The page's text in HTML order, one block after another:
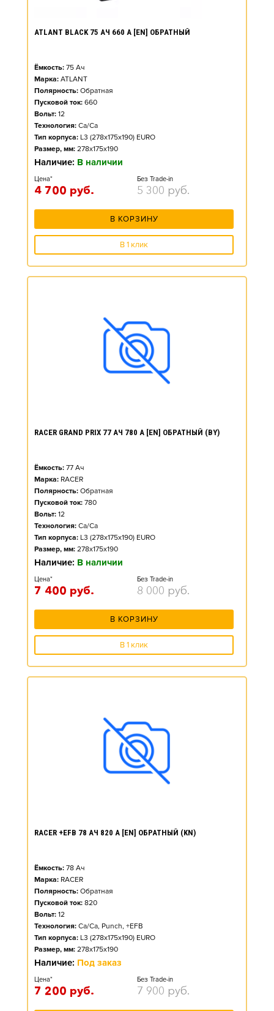
ATLANT BLACK 75 АЧ 660 А [EN] ОБРАТНЫЙ
Ёмкость: 75 Ач
Марка: ATLANT
Полярность: Обратная
Пусковой ток: 660
Вольт: 12
Технология: Ca/Ca
Тип корпуса: L3 (278x175x190) EURO
Размер, мм: 278x175x190
Наличие: В наличии
Цена*
4 700 руб.
Без Trade-in
5 300 руб.
В КОРЗИНУ
В 1 клик
RACER GRAND PRIX 77 АЧ 780 А [EN] ОБРАТНЫЙ (BY)
Ёмкость: 77 Ач
Марка: RACER
Полярность: Обратная
Пусковой ток: 780
Вольт: 12
Технология: Ca/Ca
Тип корпуса: L3 (278x175x190) EURO
Размер, мм: 278x175x190
Наличие: В наличии
Цена*
7 400 руб.
Без Trade-in
8 000 руб.
В КОРЗИНУ
В 1 клик
RACER +EFB 78 АЧ 820 А [EN] ОБРАТНЫЙ (KN)
Ёмкость: 78 Ач
Марка: RACER
Полярность: Обратная
Пусковой ток: 820
Вольт: 12
Технология: Ca/Ca, Punch, +EFB
Тип корпуса: L3 (278x175x190) EURO
Размер, мм: 278x175x190
Наличие: Под заказ
Цена*
7 200 руб.
Без Trade-in
7 900 руб.